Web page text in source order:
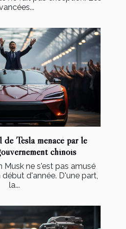
Tesla menacé par le
chinois
Musk ne s'est pas amusé
d'année. D'une part,
la...